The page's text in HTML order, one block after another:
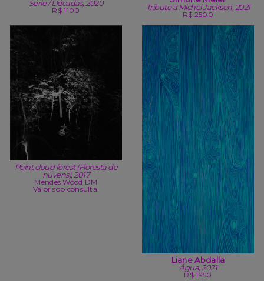
Série / Décadas, 2020
R$ 1100
Tributo à Michel Jackson, 2021
R$ 2500
Point cloud forest (Floresta de
nuvens), 2017
Mendes Wood DM
Valor sob consulta.
Liane Abdalla
Água, 2021
R$ 1950